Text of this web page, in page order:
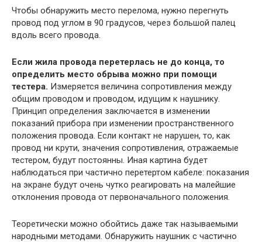
Чтобы обнаружить место перелома, нужно перегнуть
провод под углом в 90 градусов, через большой палец
вдоль всего провода.
Если жила провода перетерлась не до конца, то
определить место обрыва можно при помощи
тестера. Измеряется величина сопротивления между
общим проводом и проводом, идущим к наушнику.
Принцип определения заключается в изменении
показаний прибора при изменении пространственного
положения провода. Если контакт не нарушен, то, как
провод ни крути, значения сопротивления, отражаемые
тестером, будут постоянны. Иная картина будет
наблюдаться при частично перетертом кабеле: показания
на экране будут очень чутко реагировать на малейшие
отклонения провода от первоначального положения.
Теоретически можно обойтись даже так называемыми
народными методами. Обнаружить наушник с частично